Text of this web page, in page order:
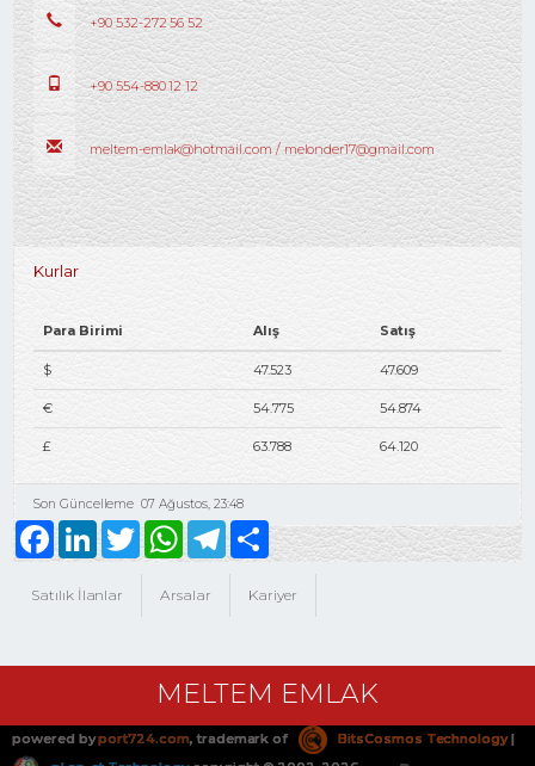
+90 532-272 56 52
+90 554-880 12 12
meltem-emlak@hotmail.com / melonder17@gmail.com
Kurlar
Para Birimi Alış Satış
$ 47.523 47.609
€ 54.775 54.874
£ 63.788 64.120
Son Güncelleme 07 Ağustos, 23:48
Satılık İlanlar Arsalar Kariyer
FacebookLinkedInTwitterWhatsAppTelegramShare
MELTEM EMLAK
powered byport724.com, trademark of BitsCosmos Technology|